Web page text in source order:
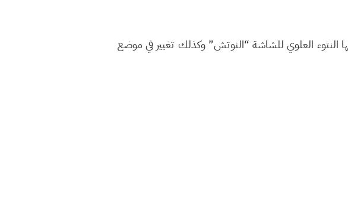
النتوء العلوي للشاشة “النوتش” وكذلك تغيير في موضع